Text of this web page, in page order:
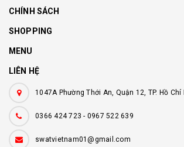
CHÍNH SÁCH
SHOPPING
MENU
LIÊN HỆ
1047A Phường Thới An, Quận 12, TP. Hồ Chí
0366 424 723 - 0967 522 639
swatvietnam01@gmail.com